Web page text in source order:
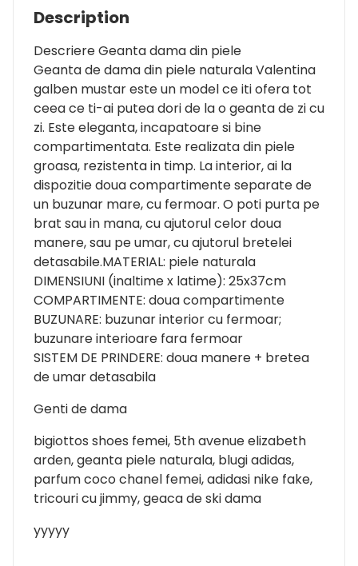
Description
Descriere Geanta dama din piele
Geanta de dama din piele naturala Valentina
galben mustar este un model ce iti ofera tot
ceea ce ti-ai putea dori de la o geanta de zi cu
zi. Este eleganta, incapatoare si bine
compartimentata. Este realizata din piele
groasa, rezistenta in timp. La interior, ai la
dispozitie doua compartimente separate de
un buzunar mare, cu fermoar. O poti purta pe
brat sau in mana, cu ajutorul celor doua
manere, sau pe umar, cu ajutorul bretelei
detasabile.MATERIAL: piele naturala
DIMENSIUNI (inaltime x latime): 25x37cm
COMPARTIMENTE: doua compartimente
BUZUNARE: buzunar interior cu fermoar;
buzunare interioare fara fermoar
SISTEM DE PRINDERE: doua manere + bretea
de umar detasabila
Genti de dama
bigiottos shoes femei, 5th avenue elizabeth
arden, geanta piele naturala, blugi adidas,
parfum coco chanel femei, adidasi nike fake,
tricouri cu jimmy, geaca de ski dama
yyyyy